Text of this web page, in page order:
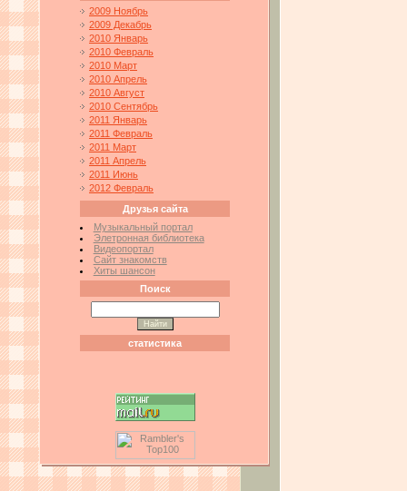
2009 Ноябрь
2009 Декабрь
2010 Январь
2010 Февраль
2010 Март
2010 Апрель
2010 Август
2010 Сентябрь
2011 Январь
2011 Февраль
2011 Март
2011 Апрель
2011 Июнь
2012 Февраль
Друзья сайта
Музыкальный портал
Элетронная библиотека
Видеопортал
Сайт знакомств
Хиты шансон
Поиск
статистика